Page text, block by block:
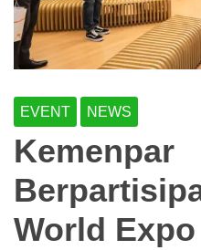
EVENT NEWS
Kemenpar
World